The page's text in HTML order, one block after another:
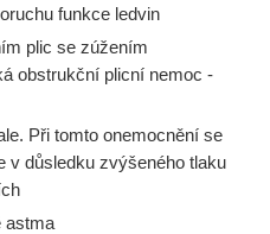
funkce ledvin
plic se zúžením
obstrukční plicní nemoc -
Při tomto onemocnění se
v důsledku zvýšeného tlaku
astma